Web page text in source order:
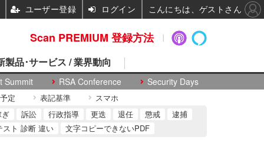
Summit RSA Conference Security Days
製品･サービス / 業界動向
定 表記基準 スマホ
訴訟 行政指導 更迭 退任 懲戒
逮捕
スト 診断 違い 文字コピーできないPDF
Scan PREMIUM 登録方法
ユーザー登録 ログイン こんにちは、ゲストさん